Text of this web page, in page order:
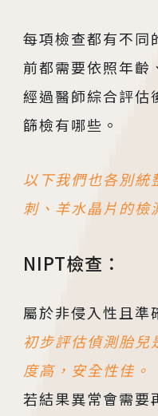
每項檢查都有不同
前都需要依照年齡
經過醫師綜合評估
篩檢有哪些。
以下我們也各別
刺、羊水晶片的檢
NIPT檢查：
屬於非侵入性且準
初步評估偵測胎
度高，安全性佳。
若結果異常會需要